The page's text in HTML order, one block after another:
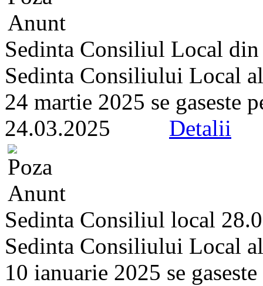
Sedinta Consiliul Local
Sedinta Consiliului Local
24 martie 2025 se gaseste
24.03.2025 Detalii
Sedinta Consiliul local
Sedinta Consiliului Local
10 ianuarie 2025 se